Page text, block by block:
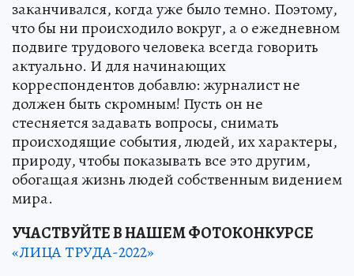
заканчивался, когда уже было темно. Поэтому,
что бы ни происходило вокруг, а о ежедневном
подвиге трудового человека всегда говорить
актуально. И для начинающих
корреспондентов добавлю: журналист не
должен быть скромным! Пусть он не
стесняется задавать вопросы, снимать
происходящие события, людей, их характеры,
природу, чтобы показывать все это другим,
обогащая жизнь людей собственным видением
мира.
УЧАСТВУЙТЕ В НАШЕМ ФОТОКОНКУРСЕ
«ЛИЦА ТРУДА-2022»